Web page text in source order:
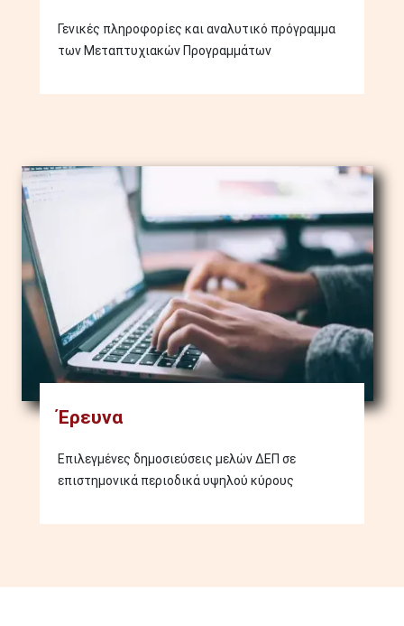
Γενικές πληροφορίες και αναλυτικό πρόγραμμα
των Μεταπτυχιακών Προγραμμάτων
Image
Έρευνα
Επιλεγμένες δημοσιεύσεις μελών ΔΕΠ σε
επιστημονικά περιοδικά υψηλού κύρους